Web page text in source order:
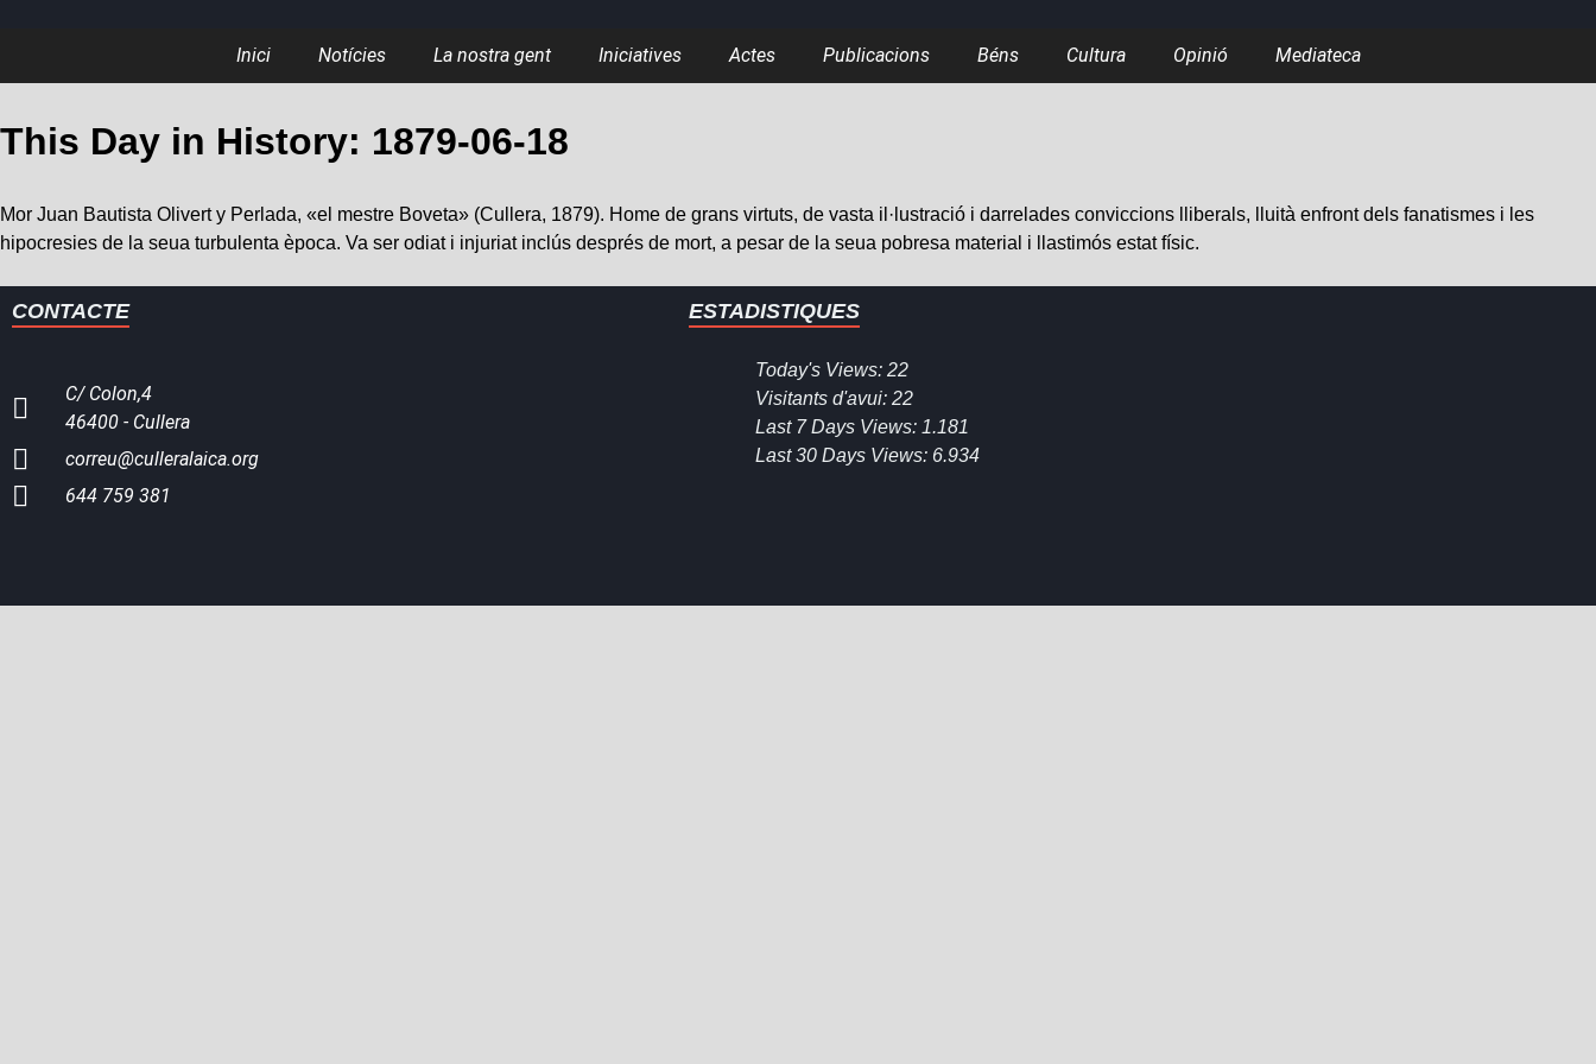
Inici Notícies La nostra gent Iniciatives Actes Publicacions Béns Cultura Opinió Mediateca
This Day in History: 1879-06-18
Mor Juan Bautista Olivert y Perlada, «el mestre Boveta» (Cullera, 1879). Home de grans virtuts, de vasta il·lustració i darrelades conviccions lliberals, lluità enfront dels fanatismes i les
hipocresies de la seua turbulenta època. Va ser odiat i injuriat inclús després de mort, a pesar de la seua pobresa material i llastimós estat físic.
CONTACTE
C/ Colon,4
46400 - Cullera
correu@culleralaica.org
644 759 381
ESTADISTIQUES
Today's Views: 22
Visitants d'avui: 22
Last 7 Days Views: 1.181
Last 30 Days Views: 6.934